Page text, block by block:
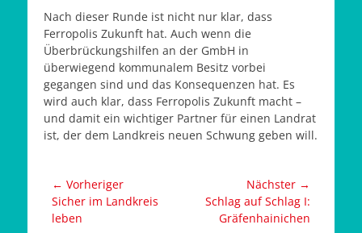
Nach dieser Runde ist nicht nur klar, dass
Ferropolis Zukunft hat. Auch wenn die
Überbrückungshilfen an der GmbH in
überwiegend kommunalem Besitz vorbei
gegangen sind und das Konsequenzen hat. Es
wird auch klar, dass Ferropolis Zukunft macht –
und damit ein wichtiger Partner für einen Landrat
ist, der dem Landkreis neuen Schwung geben will.
Beitragsnavigation
← Vorheriger
Vorheriger
Beitrag:
Sicher im Landkreis
leben
Nächster →
Nächster
Beitrag:
Schlag auf Schlag I:
Gräfenhainichen